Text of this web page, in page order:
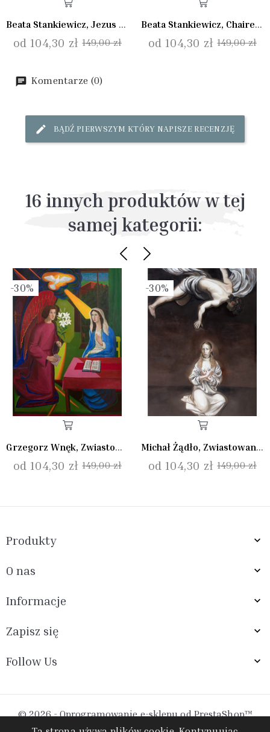
Beata Stankiewicz, Jezus Miłosierny
od 104,30 zł149,00 zł
Beata Stankiewicz, Chaire Maria (Zwiastowanie II)
od 104,30 zł149,00 zł
Komentarze (0)
BĄDŹ PIERWSZYM KTÓRY NAPISZE RECENZJĘ
16 innych produktów w tej
samej kategorii:
-30%
Grzegorz Wnęk, Zwiastowanie I
od 104,30 zł149,00 zł
-30%
Michał Żądło, Zwiastowanie I
od 104,30 zł149,00 zł
Produkty 
O nas 
Informacje 
Zapisz się 
Follow Us 
© 2026 - Oprogramowanie e-sklepu od PrestaShop™